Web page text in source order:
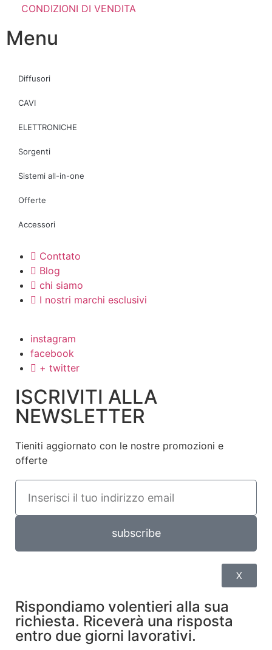
CONDIZIONI DI VENDITA
Menu
Diffusori
CAVI
ELETTRONICHE
Sorgenti
Sistemi all-in-one
Offerte
Accessori
Conttato
Blog
chi siamo
I nostri marchi esclusivi
instagram
facebook
+ twitter
ISCRIVITI ALLA
NEWSLETTER
Tieniti aggiornato con le nostre promozioni e
offerte
subscribe
X
Rispondiamo volentieri alla sua
richiesta. Riceverà una risposta
entro due giorni lavorativi.